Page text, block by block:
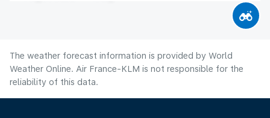
The weather forecast information is provided by World
Weather Online. Air France-KLM is not responsible for the
reliability of this data.